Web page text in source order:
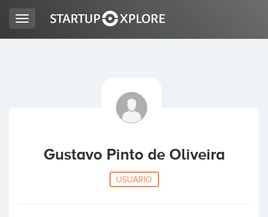
ACCESO
Toggle
navigation
Gustavo Pinto de Oliveira
USUARIO